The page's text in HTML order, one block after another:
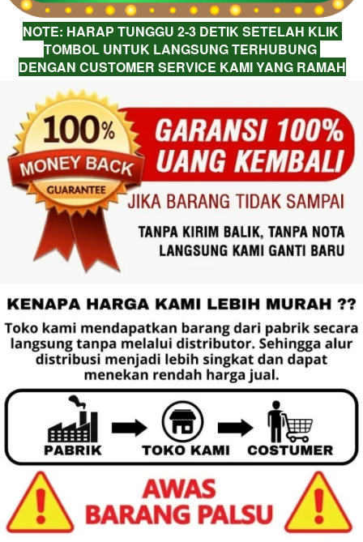
NOTE: HARAP TUNGGU 2-3 DETIK SETELAH KLIK
TOMBOL UNTUK LANGSUNG TERHUBUNG
DENGAN CUSTOMER SERVICE KAMI YANG RAMAH